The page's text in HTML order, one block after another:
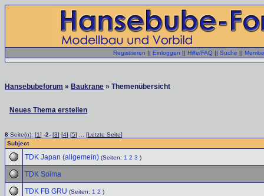
Registrieren || Einloggen || Hilfe/FAQ || Suche ||
Hansebubeforum » Baukrane » Themenübersicht
Neues Thema erstellen
8 Seite(n): [1] -2- [3] [4] [5] ... [Letzte Seite]
Subject
TDK Japan (allgemein) (Seiten: 1 2 3 )
TDK Soima
TDK FB GRU (Seiten: 1 2 )